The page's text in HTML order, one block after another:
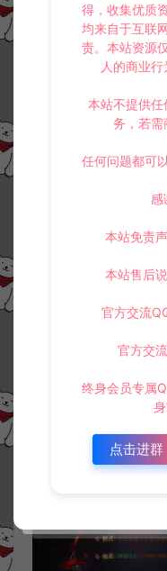
得，收集优质
均来自于互联
责。本站资源
人的商业
本站不提供
务，若需
任何问题都可
感
本站免责声
本站售后说
官方交流
官方交
终身会员专属
点击进群